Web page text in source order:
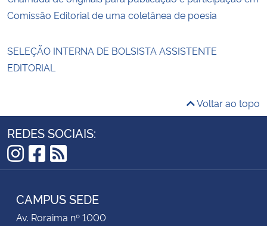
Comissão Editorial de uma coletânea de poesia
SELEÇÃO INTERNA DE BOLSISTA ASSISTENTE
EDITORIAL
Voltar ao topo
REDES SOCIAIS:
Instagram
Facebook
RSS
CAMPUS SEDE
Av. Roraima nº 1000